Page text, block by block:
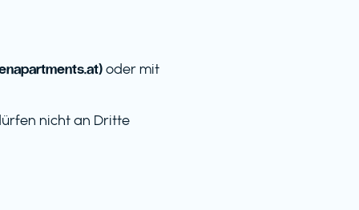
oder mit
nicht an Dritte